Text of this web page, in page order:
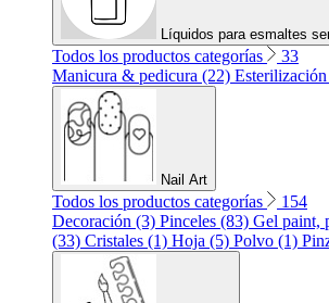
Líquidos para esmaltes
Todos los productos categorías
33
Manicura & pedicura (22)
Nail Art
Todos los productos categorías
154
Decoración (3) Pinceles (83) Gel paint,
(33) Cristales (1) Hoja (5) Polvo (1)